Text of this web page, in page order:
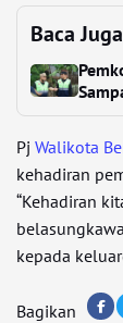
Baca Juga
Pj Walikota
kehadiran
“Kehadiran
kepada
Bagikan